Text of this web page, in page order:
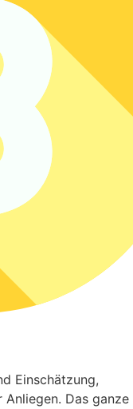
Einschätzung,
Das ganze